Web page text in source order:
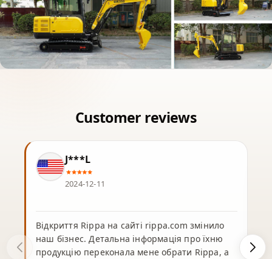
J***L
2024-12-11
Відкриття Rippa на сайті rippa.com змінило
наш бізнес. Детальна інформація про їхню
продукцію переконала мене обрати Rippa, а